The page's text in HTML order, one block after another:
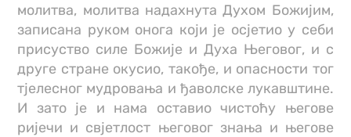
молитва, молитва надахнута Духом Божијим,
записана руком онога који је осјетио у себи
присуство силе Божије и Духа Његовог, и с
друге стране окусио, такође, и опасности тог
тјелесног мудровања и ђаволске лукавштине.
И зато је и нама оставио чистоћу његове
ријечи и свјетлост његовог знања и његове